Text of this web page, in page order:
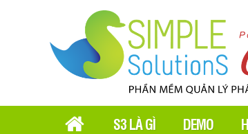
S3 LÀ GÌ DEMO